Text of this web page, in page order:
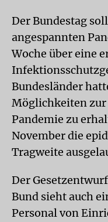
Der Bundestag
angespannten
Woche über eine
Bundesländer
Möglichkeiten
Pandemie zu
November die
Tragweite
Der
Bund sieht auch
Personal von